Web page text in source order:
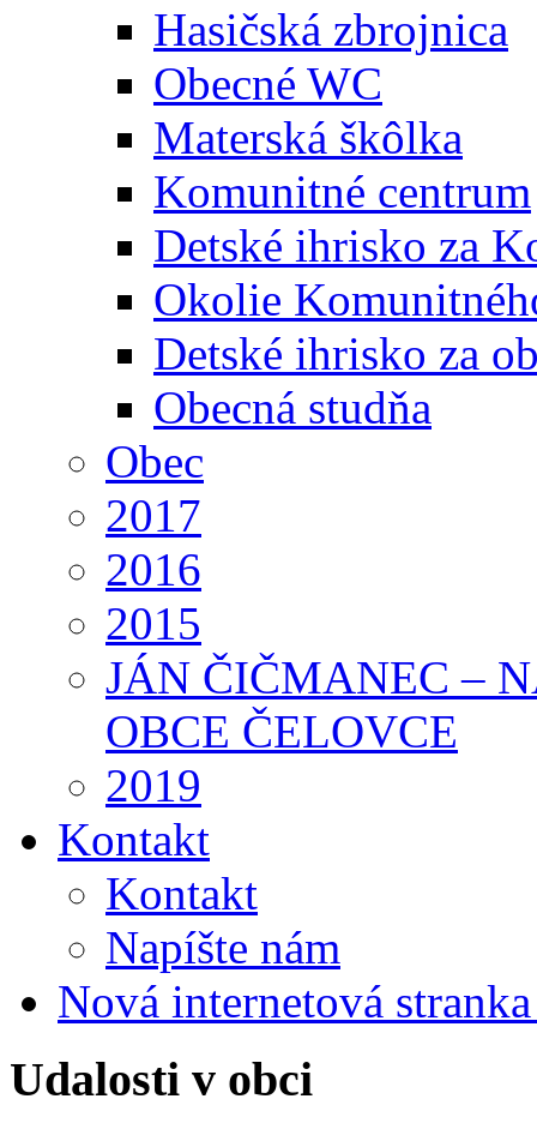
Hasičská zbrojnica
Obecné WC
Materská škôlka
Komunitné centrum
Detské ihrisko za
Okolie
Detské ihrisko za
Obecná studňa
Obec
2017
2016
2015
JÁN ČIČMANEC –
OBCE ČELOVCE
2019
Kontakt
Kontakt
Napíšte nám
Nová internetová
Udalosti v obci